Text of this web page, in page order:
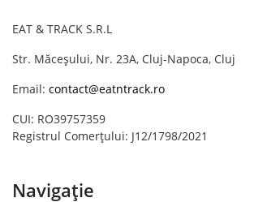
EAT & TRACK S.R.L
Str. Măceșului, Nr. 23A, Cluj-Napoca, Cluj
Email: contact@eatntrack.ro
CUI: RO39757359
Registrul Comerțului: J12/1798/2021
Navigație